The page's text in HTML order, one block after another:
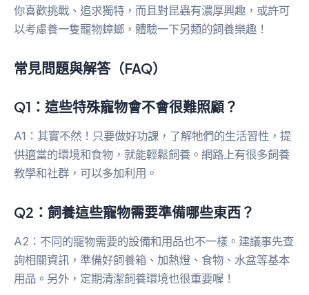
你喜歡挑戰、追求獨特，而且對昆蟲有濃厚興趣，或許可
以考慮養一隻寵物蟑螂，體驗一下另類的飼養樂趣！
常見問題與解答（FAQ）
Q1：這些特殊寵物會不會很難照顧？
A1：其實不然！只要做好功課，了解牠們的生活習性，提
供適當的環境和食物，就能輕鬆飼養。網路上有很多飼養
教學和社群，可以多加利用。
Q2：飼養這些寵物需要準備哪些東西？
A2：不同的寵物需要的設備和用品也不一樣。建議事先查
詢相關資訊，準備好飼養箱、加熱燈、食物、水盆等基本
用品。另外，定期清潔飼養環境也很重要喔！